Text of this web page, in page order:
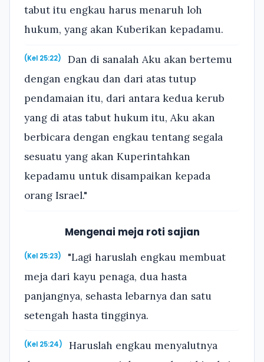
tabut itu engkau harus menaruh loh
hukum, yang akan Kuberikan kepadamu.
(Kel 25:22)
Dan di sanalah Aku akan bertemu
dengan engkau dan dari atas tutup
pendamaian itu, dari antara kedua kerub
yang di atas tabut hukum itu, Aku akan
berbicara dengan engkau tentang segala
sesuatu yang akan Kuperintahkan
kepadamu untuk disampaikan kepada
orang Israel."
Mengenai meja roti sajian
(Kel 25:23)
"Lagi haruslah engkau membuat
meja dari kayu penaga, dua hasta
panjangnya, sehasta lebarnya dan satu
setengah hasta tingginya.
(Kel 25:24)
Haruslah engkau menyalutnya